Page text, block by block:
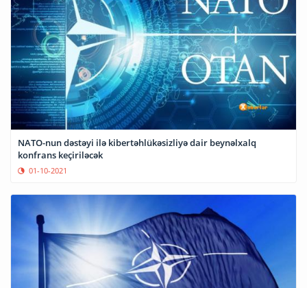
NATO-nun dəstəyi ilə kibertəhlükəsizliyə dair beynəlxalq
konfrans keçiriləcək
01-10-2021